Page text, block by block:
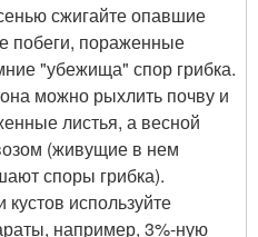
сжигайте опавшие
побеги, пораженные
"убежища" спор грибка.
можно рыхлить почву и
листья, а весной
(живущие в нем
споры грибка).
используйте
например, 3%-ную